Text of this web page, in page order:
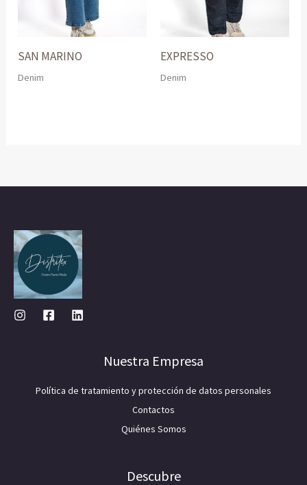
SAN MARINO
Denim
EXPRESSO
Denim
Nuestra Empresa
Política de tratamiento y protección de datos personales
Contactos
Quiénes Somos
Descubre